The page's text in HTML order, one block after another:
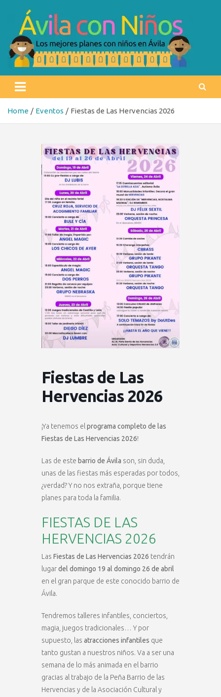
content
Ávila con niños
Home Eventos Fiestas de Las Hervencias 2026
Fiestas de Las
Hervencias 2026
¡Ya tenemos elprograma completo de las
Fiestas de Las Hervencias 2026!
Las de este barrio de Ávila son, sin duda,
unas de las fiestas más esperadas por todos,
¿verdad? Y no nos extraña, porque tiene
planes para toda la familia.
FIESTAS DE LAS
HERVENCIAS 2026
Las Fiestas de Las Hervencias 2026 tendrán
lugardel domingo 19 al domingo 26 de abril
en el gran parque de este conocido barrio de
Ávila.
Tendremos talleres infantiles, conciertos,
magia, juegos tradicionales… Y por
supuesto, las atracciones infantiles que
tanto gustan a nuestros niños. Va a ser una
semana de lo más animada en el barrio
gracias al trabajo de la Peña Barrio de las
Hervencias y de la Asociación Cultural y